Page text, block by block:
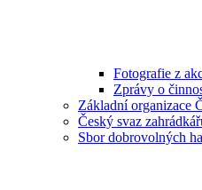
Fotografie z
Zprávy o
Základní organizace
Český svaz
Sbor dobrovolných